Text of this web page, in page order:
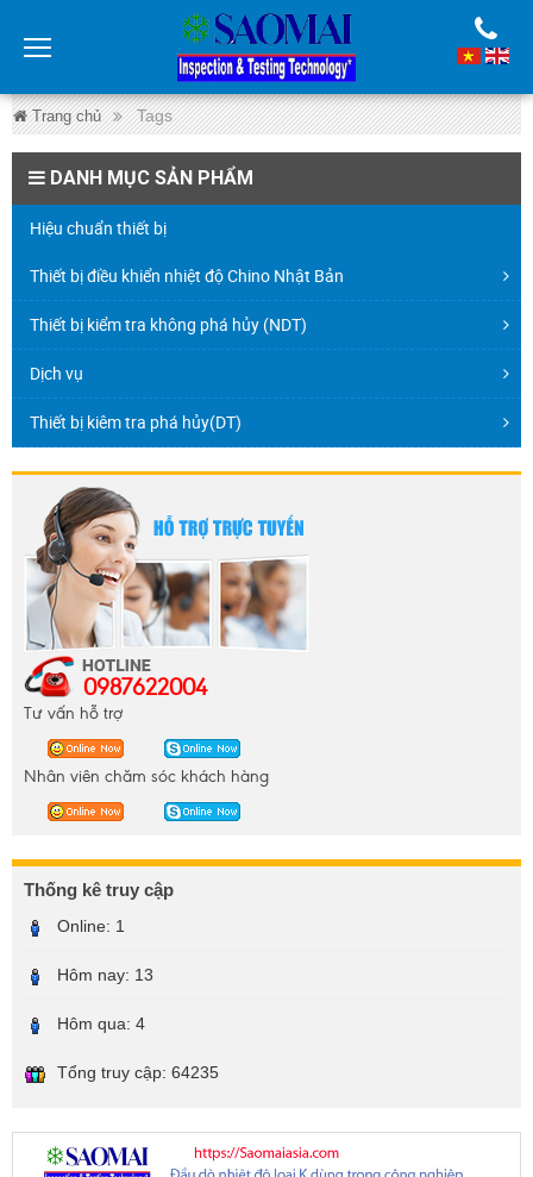
Trang chủ Tags
DANH MỤC SẢN PHẨM
Hiệu chuẩn thiết bị
Thiết bị điều khiển nhiệt độ Chino Nhật Bản
Thiết bị kiểm tra không phá hủy (NDT)
Dịch vụ
Thiết bị kiêm tra phá hủy(DT)
0987622004
Tư vấn hỗ trợ
Nhân viên chăm sóc khách hàng
Thống kê truy cập
Online: 1
Hôm nay: 13
Hôm qua: 4
Tổng truy cập: 64235